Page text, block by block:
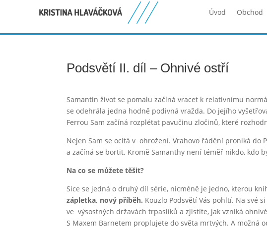
Úvod Obchod
Podsvětí II. díl – Ohnivé ostří
Samantin život se pomalu začíná vracet k relativnímu
se odehrála jedna hodně podivná vražda. Do jejího
Ferrou Sam začíná rozplétat pavučinu zločinů, které
Nejen Sam se ocitá v ohrožení. Vrahovo řádění proniká do
a začíná se bortit. Kromě Samanthy není téměř nikdo, kdo
Na co se můžete těšit?
Sice se jedná o druhý díl série, nicméně je jedno, kterou
zápletka, nový příběh. Kouzlo Podsvětí Vás pohltí. Na své
ve výsostných državách trpaslíků a zjistíte, jak vzniká
S Maxem Barnetem proplujete do světa mrtvých. A možná